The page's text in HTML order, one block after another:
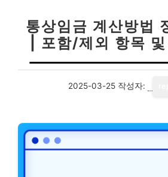
통상임금 계산방법
| 포함/제외 항목
2025-03-25 작성자: